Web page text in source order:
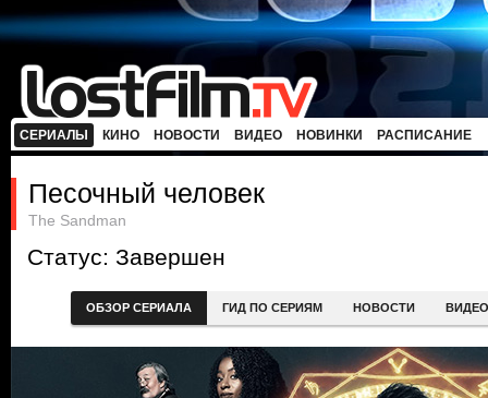
СЕРИАЛЫ КИНО НОВОСТИ ВИДЕО НОВИНКИ РАСПИСАНИЕ
Песочный человек
The Sandman
Статус: Завершен
ОБЗОР СЕРИАЛА ГИД ПО СЕРИЯМ НОВОСТИ ВИДЕО